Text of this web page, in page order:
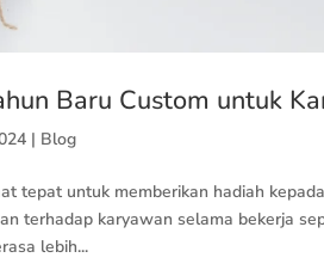
Baru Custom untuk
| Blog
tepat untuk memberikan hadiah
terhadap karyawan selama bekerja
lebih...